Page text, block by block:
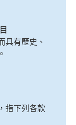
具有歷史、
指下列各款